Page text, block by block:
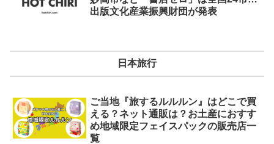
出版文化産業振興財団が発表
日本旅行
ご当地『旅するルルルン』はどこで買
える？ネット通販は？お土産におすす
め地域限定フェイスパックの販売店一
覧